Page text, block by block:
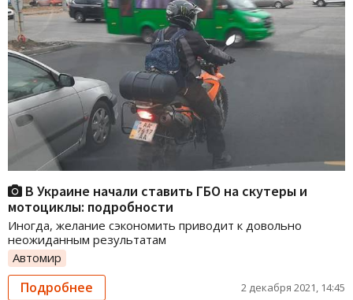
В Украине начали ставить ГБО на скутеры и
мотоциклы: подробности
Иногда, желание сэкономить приводит к довольно
неожиданным результатам
Автомир
Подробнее 2 декабря 2021, 14:45